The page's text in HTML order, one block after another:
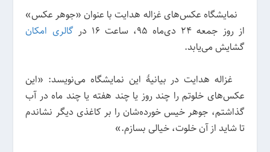
نمایشگاه عکس‌های غزاله هدایت با عنوان «جوهر عکس»
از روز جمعه ۲۴ دی‌ماه ۹۵، ساعت ۱۶ در
گالری امکان
گشایش می‌یابد.
غزاله هدایت در بیانیهٔ این نمایشگاه می‌نویسد: «این
عکس‌های خلوتم را چند روز یا چند هفته یا چند ماه در آب
گذاشتم، جوهر خیس خورده‌شان را بر کاغذی دیگر نشاندم
تا شاید از آن خلوت، خیالی بسازم.»